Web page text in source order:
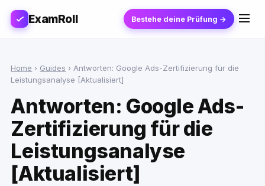
ExamRoll Bestehe deine Prüfung →
Home › Guides › Antworten: Google Ads-Zertifizierung für die
Leistungsanalyse [Aktualisiert]
Antworten: Google Ads-
Zertifizierung für die
Leistungsanalyse
[Aktualisiert]